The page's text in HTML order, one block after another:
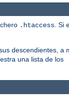
.htaccess. Si
descendientes, a
una lista de los